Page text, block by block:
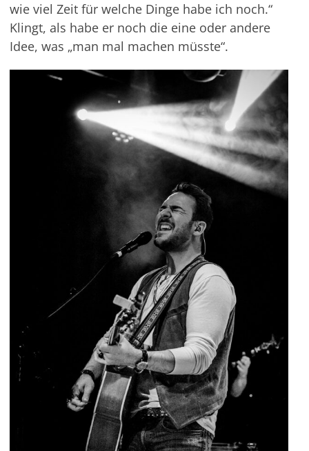
wie viel Zeit für welche Dinge habe ich noch.“
Klingt, als habe er noch die eine oder andere
Idee, was „man mal machen müsste“.